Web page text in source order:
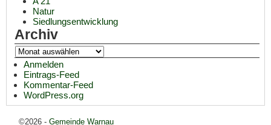
Natur
Siedlungsentwicklung
Archiv
Anmelden
Eintrags-Feed
Kommentar-Feed
WordPress.org
©2026 - Gemeinde Warnau